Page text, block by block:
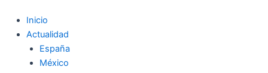
Inicio
Actualidad
España
México